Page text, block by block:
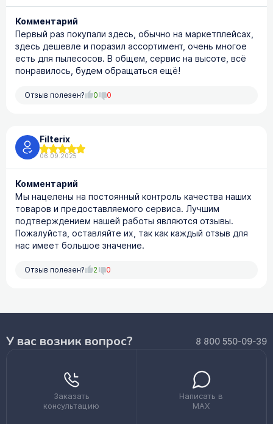
Комментарий
Первый раз покупали здесь, обычно на маркетплейсах,
здесь дешевле и поразил ассортимент, очень многое
есть для пылесосов. В общем, сервис на высоте, всё
понравилось, будем обращаться ещё!
Отзыв полезен? 0 0
Filterix
06.09.2025
Комментарий
Мы нацелены на постоянный контроль качества наших
товаров и предоставляемого сервиса. Лучшим
подтверждением нашей работы являются отзывы.
Пожалуйста, оставляйте их, так как каждый отзыв для
нас имеет большое значение.
Отзыв полезен? 2 0
У вас возник вопрос? 8 800 550-09-39
Заказать
консультацию
Написать в
MAX